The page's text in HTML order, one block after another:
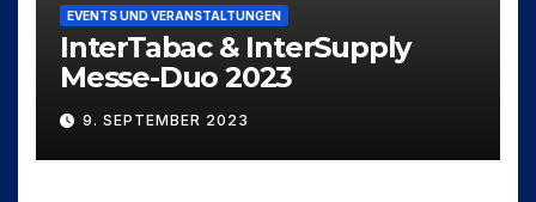
EVENTS UND VERANSTALTUNGEN
InterTabac & InterSupply
Messe-Duo 2023
9. SEPTEMBER 2023